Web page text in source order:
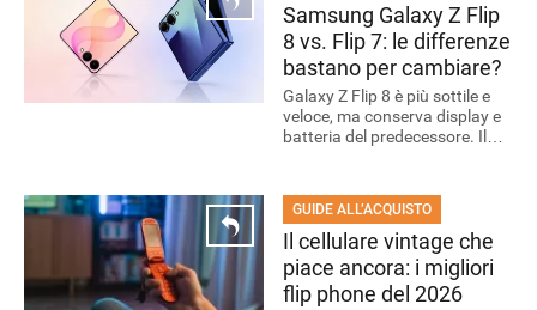
Samsung Galaxy Z Flip
8 vs. Flip 7: le differenze
bastano per cambiare?
Galaxy Z Flip 8 è più sottile e
veloce, ma conserva display e
batteria del predecessore. Il
GUIDE ALL’ACQUISTO
Il cellulare vintage che
piace ancora: i migliori
flip phone del 2026